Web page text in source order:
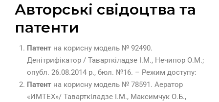
Авторські свідоцтва та
патенти
Патент на корисну модель № 92490.
Денітрифікатор / Таварткіладзе І.М., Нечипор О.М.;
опубл. 26.08.2014 р., бюл. №16. – Режим доступу:
Патент на корисну модель № 78591. Аератор
«ИМТЕХ»/ Таварткіладзе І.М., Максимчук О.Б.,